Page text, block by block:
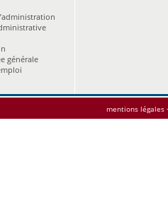
générale
mentions légales